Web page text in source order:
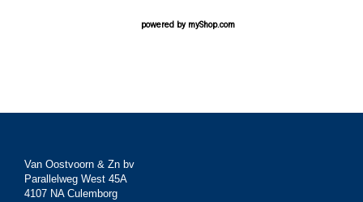
powered by myShop.com
Van Oostvoorn & Zn bv
Parallelweg West 45A
4107 NA Culemborg